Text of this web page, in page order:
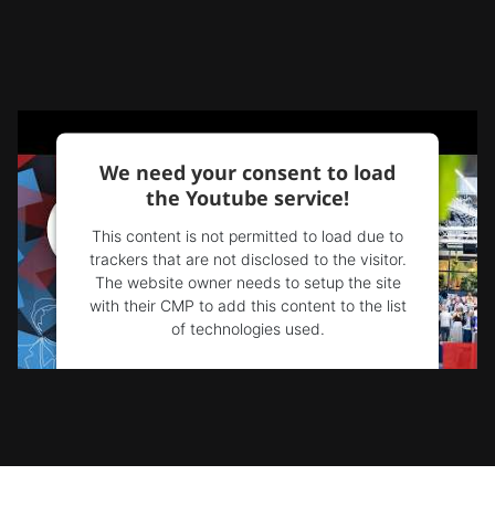
We need your consent to load
the Youtube service!
This content is not permitted to load due to
trackers that are not disclosed to the visitor.
The website owner needs to setup the site
with their CMP to add this content to the list
of technologies used.
Powered byUsercentrics Consent